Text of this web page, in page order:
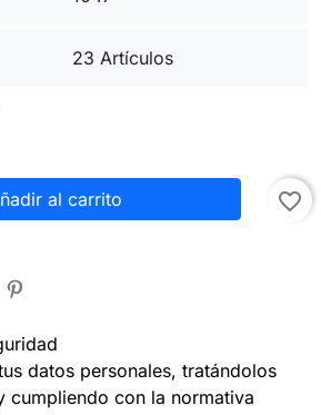
23 Artículos
al carrito favorite_border
datos personales, tratándolos
cumpliendo con la normativa